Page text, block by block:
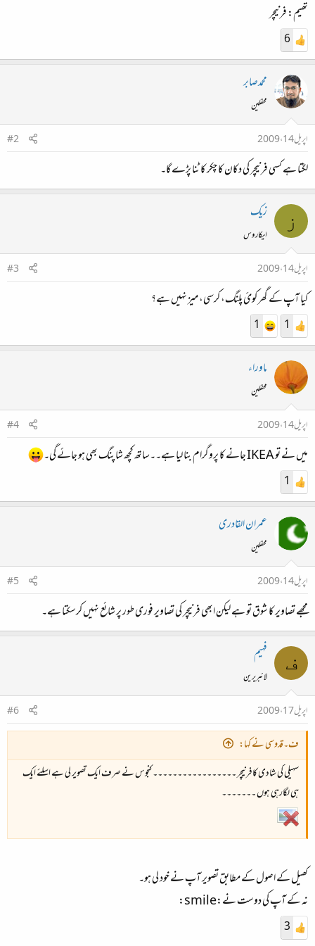
تھیم: فرنیچر
6
محمدصابر
محفلین
اپریل 14، 2009
#2
لگتا ہے کسی فرنیچر کی دکان کا چکر کاٹنا پڑے گا۔
ز زیک
ایکاروس
اپریل 14، 2009
#3
کیا آپ کے گھر کوئ پلنگ، کرسی، میز نہیں ہے؟
1
1
ماوراء
محفلین
اپریل 14، 2009
#4
میں نے تو IKEA جانے کا پروگرام بنا لیا ہے۔۔ساتھ کچھ شاپنگ بھی ہو جائے گی۔
1
عمران القادری
محفلین
اپریل 14، 2009
#5
مجھے تصاویر کا شوق تو ہے لیکن ابھی فرنیچر کی تصاویر فوری طور پر شائع نہیں کرسکتا ہے۔
ف فہیم
لائبریرین
اپریل 17، 2009
#6
ف۔قدوسی نے کہا:
سہیلی کی شادی کا فرنیچر ۔۔۔۔۔۔۔۔۔۔۔۔۔۔۔۔۔ کنجوس نے صرف ایک تصویر لی ہے اسلئے ایک
ہی لگارہی ہوں ۔۔۔۔۔۔۔
کھیل کے اصول کے مطابق تصویر آپ نے خود لی ہو۔
نہ کے آپ کی دوست نے:smile:
3